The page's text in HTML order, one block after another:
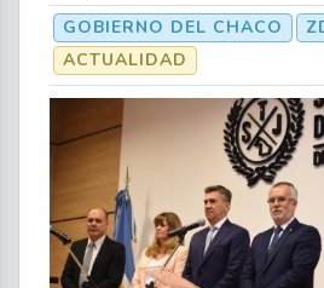
GOBIERNO DEL CHACO
ACTUALIDAD